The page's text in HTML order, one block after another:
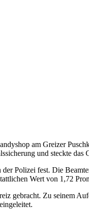
am Greizer
und steckte das
Polizei fest. Die
Wert von 1,72
gebracht. Zu seinem